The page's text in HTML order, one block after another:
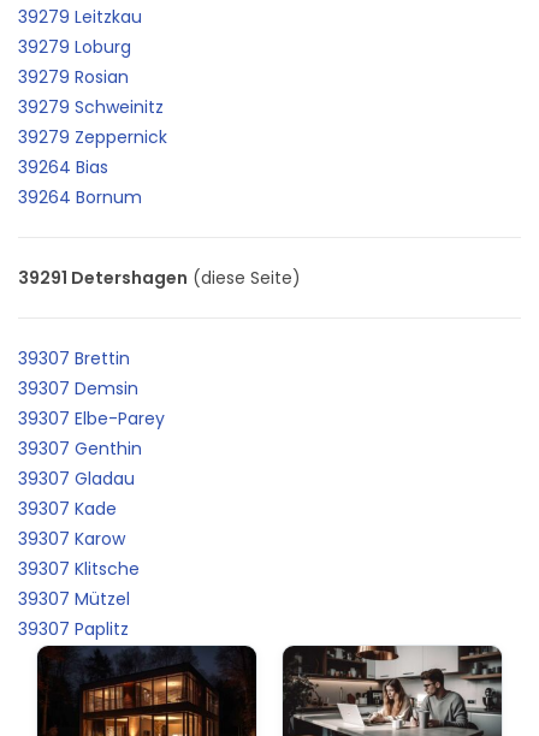
39279 Leitzkau
39279 Loburg
39279 Rosian
39279 Schweinitz
39279 Zeppernick
39264 Bias
39264 Bornum
39291 Detershagen (diese Seite)
39307 Brettin
39307 Demsin
39307 Elbe-Parey
39307 Genthin
39307 Gladau
39307 Kade
39307 Karow
39307 Klitsche
39307 Mützel
39307 Paplitz